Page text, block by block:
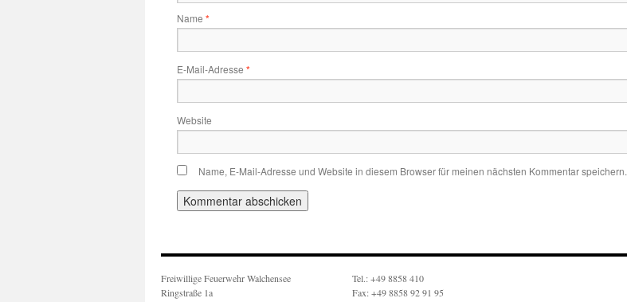
Name *
E-Mail-Adresse *
Website
Name, E-Mail-Adresse und Website in diesem Browser für meinen nächsten Kommentar speichern.
Freiwillige Feuerwehr Walchensee
Ringstraße 1a
Tel.: +49 8858 410
Fax: +49 8858 92 91 95